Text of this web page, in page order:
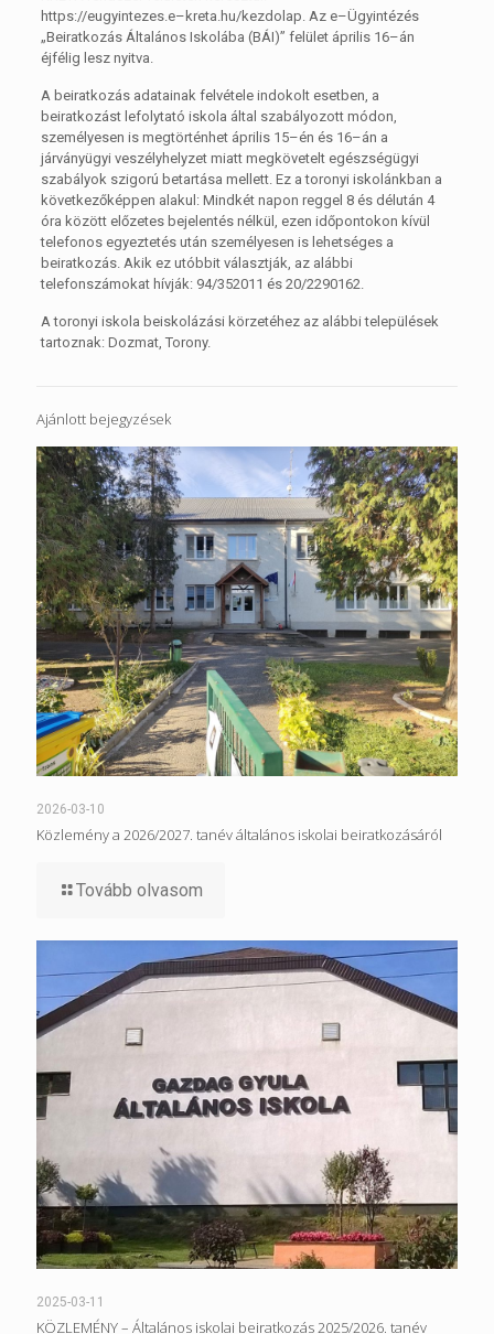
https://eugyintezes.e– kreta.hu/kezdolap. Az e–Ügyintézés
„Beiratkozás Általános Iskolába (BÁI)” felület április 16–án
éjfélig lesz nyitva.
A beiratkozás adatainak felvétele indokolt esetben, a
beiratkozást lefolytató iskola által szabályozott mód on,
személyesen is megtörténhetáprilis 15–én és 16–án a
járványügyi veszélyhelyzet miatt megkövetelt egészségügyi
szabályok szigorú betartása mellett. Ez a toronyi iskolánkban a
következőképpen alakul: Mindkét napon reggel 8 és délután 4
óra között előzetes bejelentés nélkül, ezen időpontokon kívül
telefonos egyeztetés után személyesen is lehetséges a
beiratkozás.Akik ez utóbbit választják, az alábbi
telefonszámokat hívják: 94/352011 és 20/2290162.
A toronyi iskola beiskolázási körzetéhez az alábbi települések
tartoznak: Dozmat, Torony.
Ajánlott bejegyzések
2026-03-10
Közlemény a 2026/2027. tanév általános iskolai beiratkozásáról
Tovább olvasom
2025-03-11
KÖZLEMÉNY – Általános iskolai beiratkozás 2025/2026. tanév